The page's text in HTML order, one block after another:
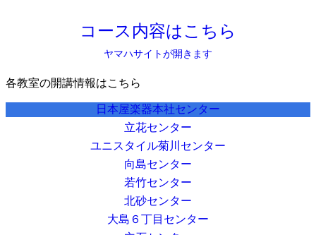
コース内容はこちら
ヤマハサイトが開きます
各教室の開講情報はこちら
日本屋楽器本社センター
立花センター
ユニスタイル菊川センター
向島センター
若竹センター
北砂センター
大島６丁目センター